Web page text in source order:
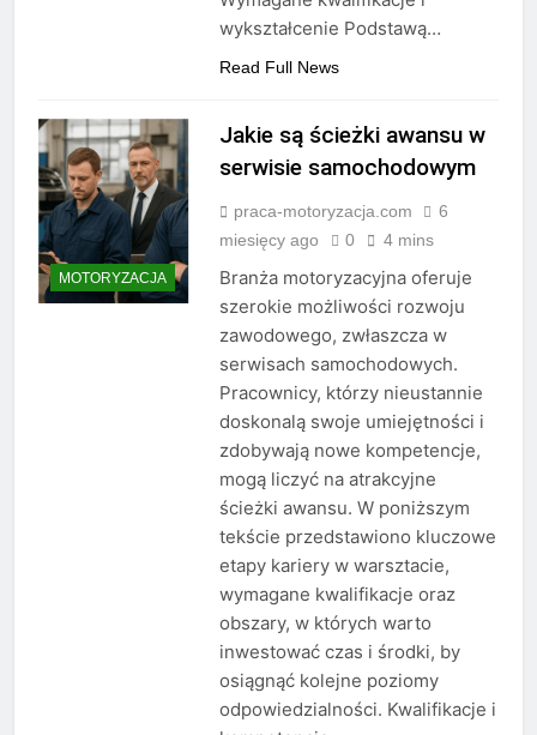
wykształcenie Podstawą…
Read Full News
MOTORYZACJA
Jakie są ścieżki awansu w
serwisie samochodowym
praca-motoryzacja.com
6
miesięcy ago
0 4 mins
Branża motoryzacyjna oferuje
szerokie możliwości rozwoju
zawodowego, zwłaszcza w
serwisach samochodowych.
Pracownicy, którzy nieustannie
doskonalą swoje umiejętności i
zdobywają nowe kompetencje,
mogą liczyć na atrakcyjne
ścieżki awansu. W poniższym
tekście przedstawiono kluczowe
etapy kariery w warsztacie,
wymagane kwalifikacje oraz
obszary, w których warto
inwestować czas i środki, by
osiągnąć kolejne poziomy
odpowiedzialności. Kwalifikacje i